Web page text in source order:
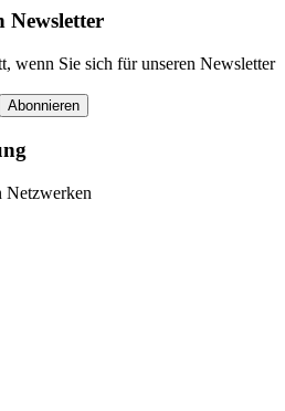
Newsletter
wenn Sie sich für unseren Newsletter
Abonnieren
Netzwerken